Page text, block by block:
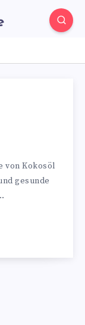
von Kokosöl
gesunde